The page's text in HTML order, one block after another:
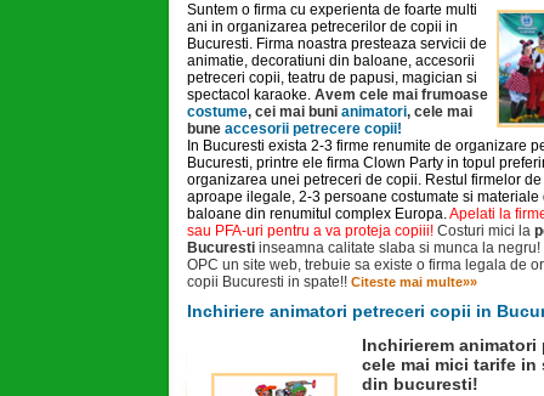
Suntem o firma cu experienta de foarte multi
ani in organizarea petrecerilor de copii in
Bucuresti. Firma noastra presteaza servicii de
animatie, decoratiuni din baloane, accesorii
petreceri copii, teatru de papusi, magician si
spectacol karaoke. Avem cele mai frumoase
costume, cei mai buni animatori, cele mai
bune accesorii petrecere copii!
In Bucuresti exista 2-3 firme renumite de organizare
Bucuresti, printre ele firma Clown Party in topul
organizarea unei petreceri de copii. Restul firmelor
aproape ilegale, 2-3 persoane costumate si materiale
baloane din renumitul complex Europa.Apelati la
sau PFA-uri pentru a va proteja copiii! Costuri mici la
Bucurestiinseamna calitate slaba si munca la negru!
OPC un site web, trebuie sa existe o firma legala de
copii Bucuresti in spate!! Citeste mai multe»»
Inchiriere animatori petreceri copii in
Inchirierem
cele mai mici tarife in
din bucuresti!